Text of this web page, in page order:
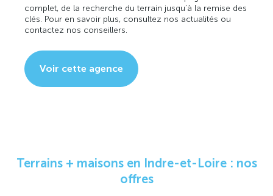
complet, de la recherche du terrain jusqu’à la remise des
clés. Pour en savoir plus, consultez nos actualités ou
contactez nos conseillers.
Voir cette agence
Terrains + maisons en Indre-et-Loire : nos
offres